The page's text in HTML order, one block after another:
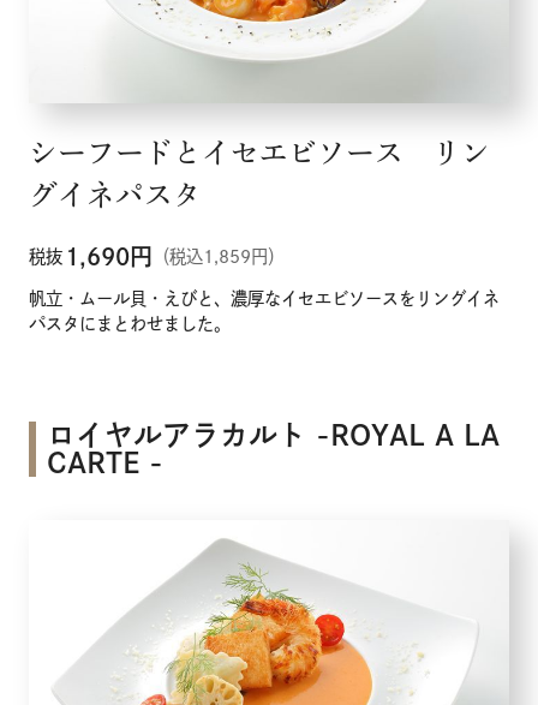
シーフードとイセエビソース リン
グイネパスタ
税抜 1,690円 （税込1,859円）
帆立・ムール貝・えびと、濃厚なイセエビソースをリングイネ
パスタにまとわせました。
ロイヤルアラカルト -ROYAL A LA
CARTE -